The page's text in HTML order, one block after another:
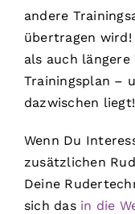
andere
übertragen
als auch
Trainingsplan –
dazwischen
Wenn Du
zusätzlichen
Deine
sich dasin die